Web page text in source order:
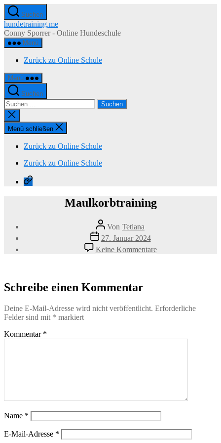
Zum
Inhalt
springen
Suchen
hundetraining.me
Conny Sporrer - Online Hundeschule
Menü
Zurück zu Online Schule
Menü
Suchen
Suchen
nach:
Suche
schließen
Menü schließen
Zurück zu Online Schule
Zurück zu Online Schule
Zurück
zu
Maulkorbtraining
Beitragsautor
Von Tetiana
Veröffentlichungsdatum
27. Januar 2024
Keine Kommentarezu
Maulkorbtraining
Schreibe einen Kommentar
Deine E-Mail-Adresse wird nicht veröffentlicht. Erforderliche
Felder sind mit * markiert
Kommentar *
Name *
E-Mail-Adresse *